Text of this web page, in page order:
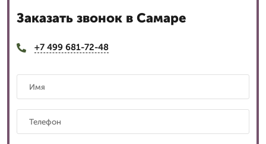
Заказать звонок в Самаре
+7 499 681-72-48